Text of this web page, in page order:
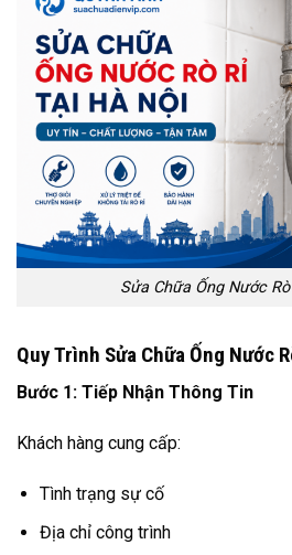
Sửa Chữa Ống Nước
Quy Trình Sửa Chữa Ống Nước
Bước 1: Tiếp Nhận Thông Tin
Khách hàng cung cấp:
Tình trạng sự cố
Địa chỉ công trình